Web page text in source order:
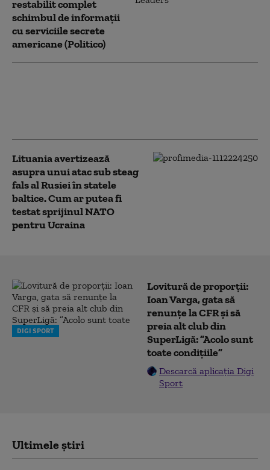
restabilit complet
schimbul de informații
cu serviciile secrete
americane (Politico)
Lituania avertizează
asupra unui atac sub steag
fals al Rusiei în statele
baltice. Cum ar putea fi
testat sprijinul NATO
pentru Ucraina
DIGI SPORT
Lovitură de proporții:
Ioan Varga, gata să
renunțe la CFR și să
preia alt club din
SuperLigă: ”Acolo sunt
toate condițiile”
Descarcă aplicația Digi
Sport
Ultimele știri